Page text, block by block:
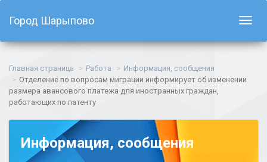
Город Шарыпово
Главная страница Работа
Информация, сообщения
Отделение по вопросам миграции информирует об изменении
размера авансового платежа для иностранных граждан,
работающих по патенту
Информация, сообщения